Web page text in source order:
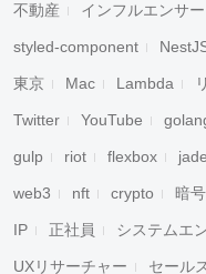
不動産 インフルエンサー
styled-component
東京 Mac Lambda
Twitter YouTube
gulp riot flexbox jade
web3 nft crypto 暗
IP 正社員 システムエ
UXリサーチャー セール